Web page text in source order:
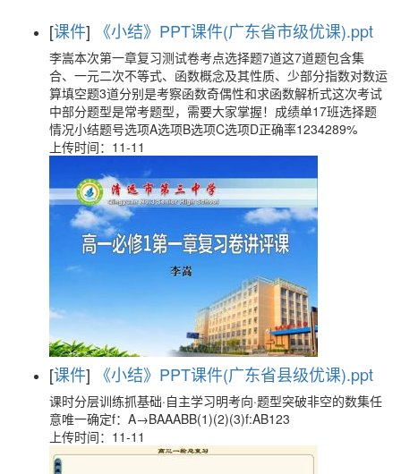
[课件] 《小结》PPT课件(广东省市级优课).ppt
李嵩本次第一章复习测试卷考点选择题7道这7道题包含集
合、一元二次不等式、函数概念及其性质、少部分指数对数运
算填空题3道分别是考察函数奇偶性和求函数解析式这次考试
中部分题型是常考题型，需要大家掌握！成绩单17班选择题
情况小结题号选项A选项B选项C选项D正确率1234289%
上传时间：11-11
[课件] 《小结》PPT课件(广东省县级优课).ppt
课时分层训练抓基础·自主学习明考向·题型突破非空的数集任
意唯一确定f：A→BAAABB(1)(2)(3)f:AB123
上传时间：11-11